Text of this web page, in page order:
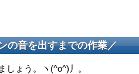
の音を出すまでの作業／
ょう。ヽ(^o^)丿。